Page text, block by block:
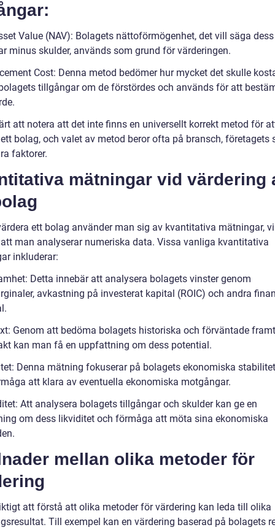
Value (NAV): Bolagets nättoförmögenhet, det vill säga dess
minus skulder, används som grund för värderingen.
Cost: Denna metod bedömer hur mycket det skulle
tillgångar om de förstördes och används för att
att notera att det inte finns en universellt korrekt metod för
bolag, och valet av metod beror ofta på bransch, företagets
faktorer.
mätningar vid värdering
ett bolag använder man sig av kvantitativa mätningar,
man analyserar numeriska data. Vissa vanliga kvantitativa
inkluderar:
Detta innebär att analysera bolagets vinster genom
avkastning på investerat kapital (ROIC) och andra
Genom att bedöma bolagets historiska och förväntade
kan man få en uppfattning om dess potential.
Denna mätning fokuserar på bolagets ekonomiska
att klara av eventuella ekonomiska motgångar.
Att analysera bolagets tillgångar och skulder kan ge en
om dess likviditet och förmåga att möta sina ekonomiska
mellan olika metoder för
att förstå att olika metoder för värdering kan leda till olika
Till exempel kan en värdering baserad på bolagets